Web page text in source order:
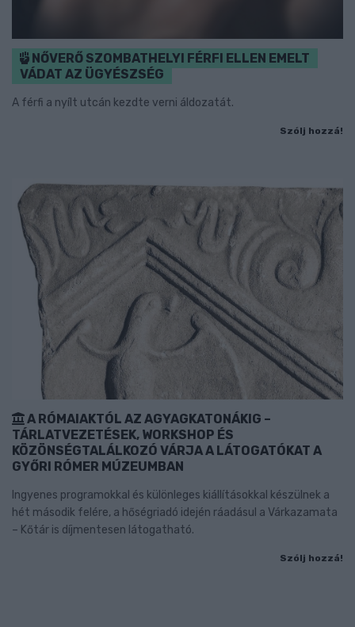
NŐVERŐ SZOMBATHELYI FÉRFI ELLEN EMELT
VÁDAT AZ ÜGYÉSZSÉG
A férfi a nyílt utcán kezdte verni áldozatát.
Szólj hozzá!
A RÓMAIAKTÓL AZ AGYAGKATONÁKIG –
TÁRLATVEZETÉSEK, WORKSHOP ÉS
KÖZÖNSÉGTALÁLKOZÓ VÁRJA A LÁTOGATÓKAT A
GYŐRI RÓMER MÚZEUMBAN
Ingyenes programokkal és különleges kiállításokkal készülnek a
hét második felére, a hőségriadó idején ráadásul a Várkazamata
– Kőtár is díjmentesen látogatható.
Szólj hozzá!